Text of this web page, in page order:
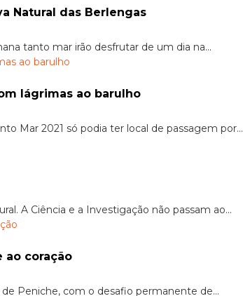
Natural das Berlengas
tanto mar irão desfrutar de um dia na...
lágrimas ao barulho
Mar 2021 só podia ter local de passagem por...
A Ciência e a Investigação não passam ao...
ao coração
Peniche, com o desafio permanente de...